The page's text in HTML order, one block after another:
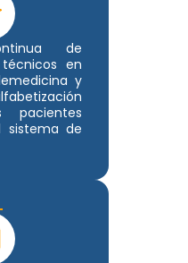
de
en
y
sistema de